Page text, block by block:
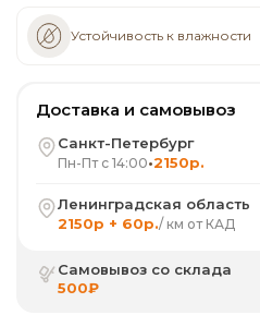
Устойчивость к влажности
Доставка и самовывоз
Санкт-Петербург
Пн-Пт с 14:00•2150р.
Ленинградская область
2150р + 60р./ км от КАД
Самовывоз со склада
500₽